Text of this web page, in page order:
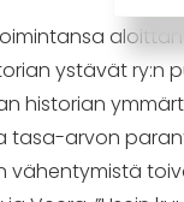
ystävät ry:n
historian
tasa-arvon
vähentymistä